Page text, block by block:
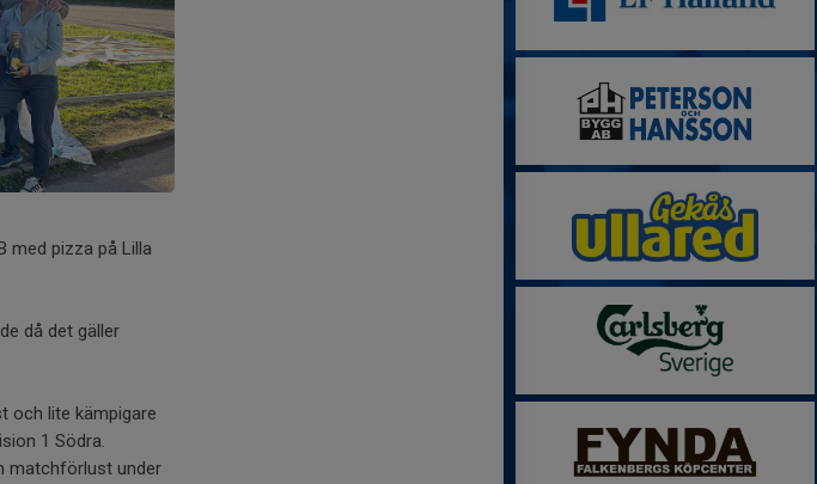
med pizza på Lilla
då det gäller
och lite kämpigare
1 Södra.
matchförlust under